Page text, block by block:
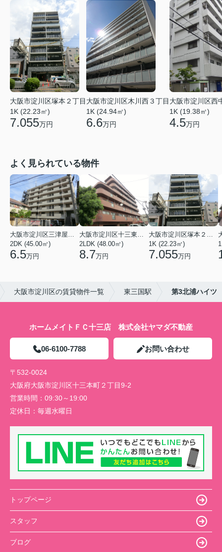
大阪市淀川区塚本２丁目
1K (22.23㎡)
7.055万円
大阪市淀川区木川西３丁目
1K (24.94㎡)
6.6万円
大阪市淀川区西
1K (19.38㎡)
4.5万円
よく見られている物件
2DK (45.00㎡)
6.5万円
2LDK (48.00㎡)
8.7万円
1K (22.23㎡)
7.055万円
大阪市淀川区の賃貸物件一覧 東三国駅 第3北浦ハイツ
ホームメイトＦＣ十三店 株式会社ヤマダ不動産
06-6100-7788 お問い合わせ
〒532-0024
大阪府大阪市淀川区十三本町２丁目9-2
営業時間： 09:30～19:00
定休日： 毎週水曜日
トップページ
スタッフ
ブログ